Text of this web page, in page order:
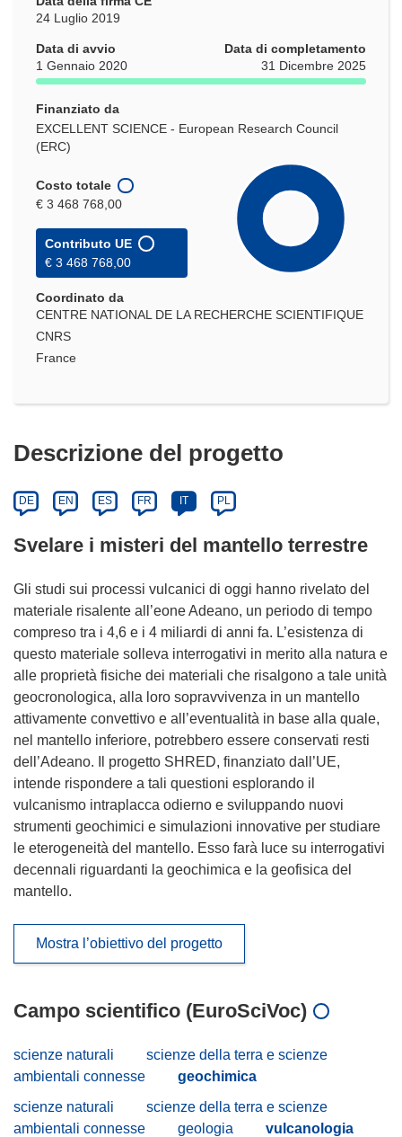
24 Luglio 2019
Data di avvio
1 Gennaio 2020
Data di completamento
31 Dicembre 2025
Finanziato da
EXCELLENT SCIENCE - European Research Council
(ERC)
Costo totale
€ 3 468 768,00
Contributo UE
€ 3 468 768,00
Coordinato da
CENTRE NATIONAL DE LA RECHERCHE SCIENTIFIQUE
CNRS
France
Descrizione del progetto
DE EN ES FR IT PL
Svelare i misteri del mantello terrestre
Gli studi sui processi vulcanici di oggi hanno rivelato del
materiale risalente all’eone Adeano, un periodo di tempo
compreso tra i 4,6 e i 4 miliardi di anni fa. L’esistenza di
questo materiale solleva interrogativi in merito alla natura e
alle proprietà fisiche dei materiali che risalgono a tale unità
geocronologica, alla loro sopravvivenza in un mantello
attivamente convettivo e all’eventualità in base alla quale,
nel mantello inferiore, potrebbero essere conservati resti
dell’Adeano. Il progetto SHRED, finanziato dall’UE,
intende rispondere a tali questioni esplorando il
vulcanismo intraplacca odierno e sviluppando nuovi
strumenti geochimici e simulazioni innovative per studiare
le eterogeneità del mantello. Esso farà luce su interrogativi
decennali riguardanti la geochimica e la geofisica del
mantello.
Mostra l’obiettivo del progetto
Campo scientifico (EuroSciVoc)
scienze naturali
scienze della terra e scienze
ambientali connesse
geochimica
scienze naturali
scienze della terra e scienze
ambientali connesse
geologia
vulcanologia